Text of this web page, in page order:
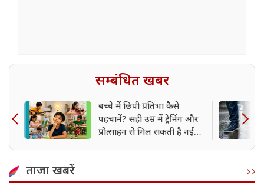
सम्बंधित खबर
बच्चे में छिपी प्रतिभा कैसे
पहचानें? सही उम्र में ट्रेनिंग और
प्रोत्साहन से मिल सकती है नई
ताजा खबरें